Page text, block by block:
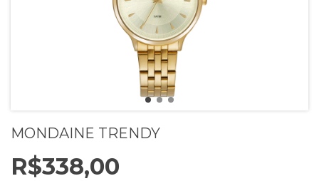
MONDAINE TRENDY
R$338,00